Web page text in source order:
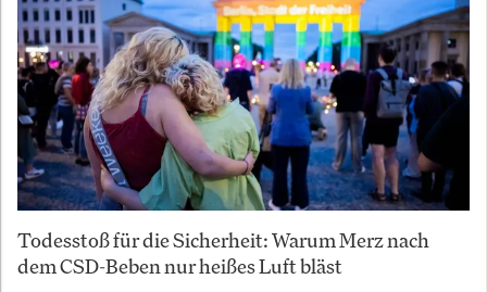
Todesstoß für die Sicherheit: Warum Merz nach
dem CSD-Beben nur heißes Luft bläst